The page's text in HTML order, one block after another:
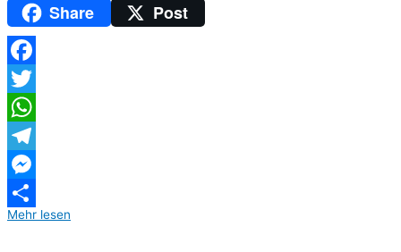
Share Post
Facebook
Twitter
WhatsApp
Telegram
Messenger
Teilen
Mehr lesen